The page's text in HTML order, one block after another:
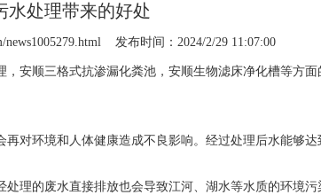
水处理带来的好处
news1005279.html 发布时间：2024/2/29 11:07:00
，安顺三格式抗渗漏化粪池，安顺生物滤床净化槽等方
对环境和人体健康造成不良影响。经过处理后水能够达
理的废水直接排放也会导致江河、湖水等水质的环境